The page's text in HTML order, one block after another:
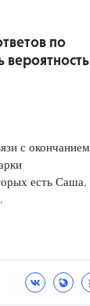
О.С.,
И.П.,
по
с окончанием
есть Саша.